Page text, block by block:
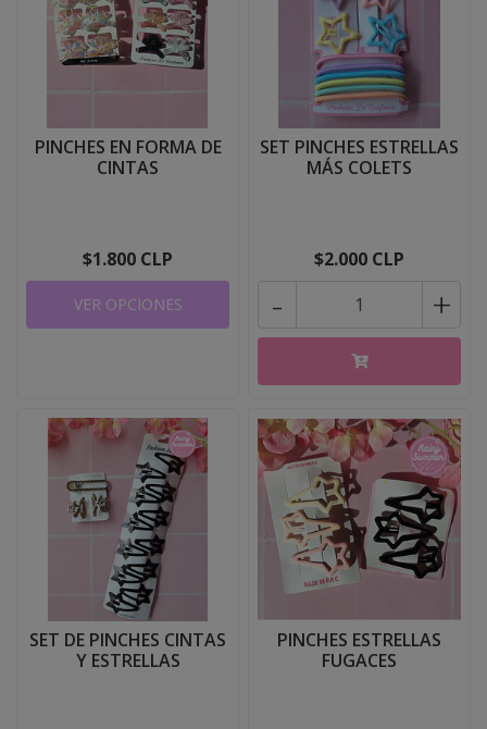
PINCHES EN FORMA DE
CINTAS
$1.800 CLP
VER OPCIONES
SET PINCHES ESTRELLAS
MÁS COLETS
$2.000 CLP
+
-
SET DE PINCHES CINTAS
Y ESTRELLAS
PINCHES ESTRELLAS
FUGACES